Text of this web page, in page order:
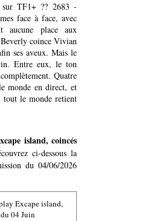
TF1+ ?? 2683 -
face à face, avec
aucune place aux
coince Vivian
ses aveux. Mais le
Entre eux, le ton
Quatre
monde en direct, et
tout le monde retient
island, coincés
ci-dessous la
du 04/06/2026
Excape island,
04 Juin